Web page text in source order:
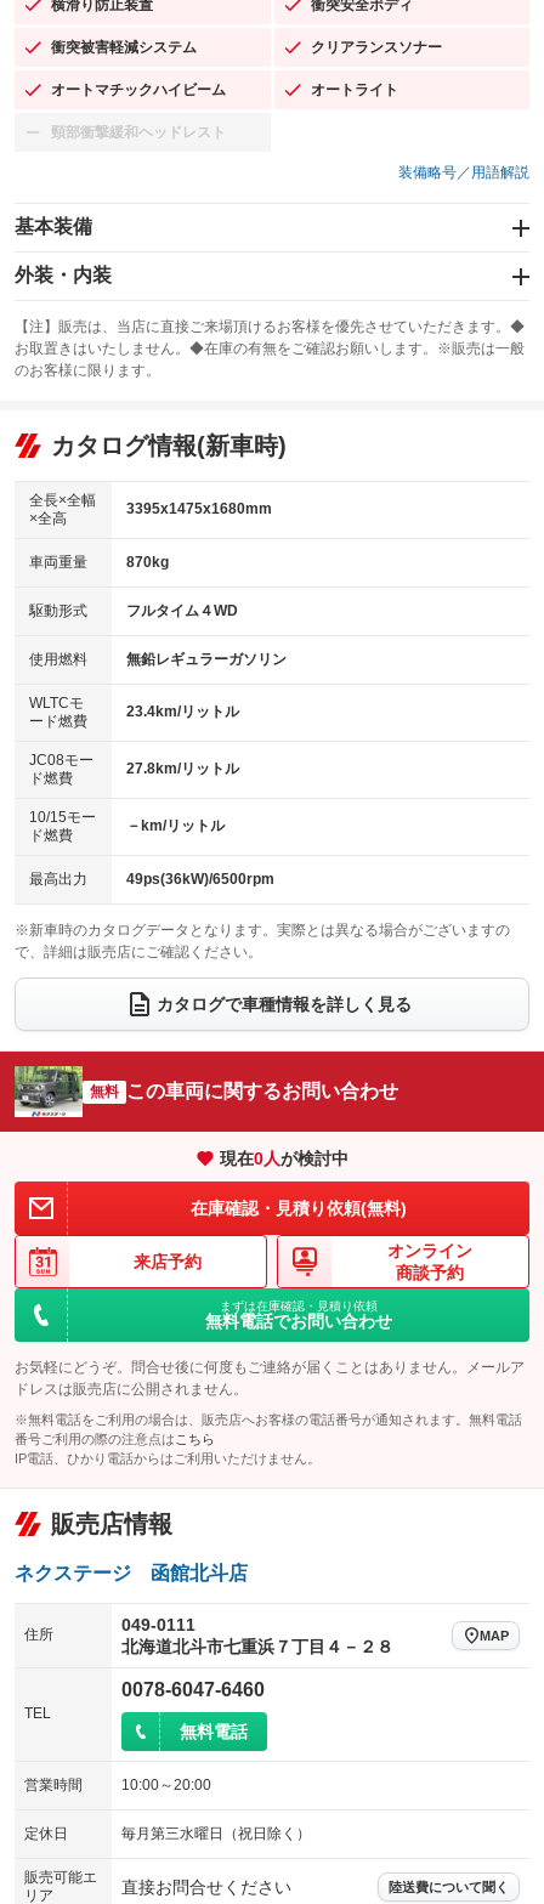
横滑り防止装置
：装備あり 衝突安全ボディ
：装備あり
衝突被害軽減システム
：装備あり クリアランスソナー
：装備あり
オートマチックハイビーム
：装備あり オートライト
：装備あり
頸部衝撃緩和ヘッドレスト
：装備なし
装備略号／用語解説
基本装備
エアバッグ：運転席/助手席/サイド
：装備あり
：装備なし
サンルーフ
：装備なし ABS
リフトアップ
：装備なし
：装備あり
パワーウィンドウ
アイドリングストップ
：装備あり
USB入力端子
：装備あり
100V電源
：装備なし
センターデフロック
：装備なし
電動格納ミラー
：装備あり
外装・内装
カーナビ：SDナビ
：装備あり
TV：フルセグ
：装備あり
ビジュアル：-／DVD再生
：装備あり
アルミホイール：15インチ
：装備あり
HID(キセノンライト)
バックカメラ
エアロ
：装備なし
ローダウン
：装備なし
ベンチシート
：装備なし
チップアップシート
：装備なし
電動格納サードシート
：装備なし シートヒーター
：装備あり
ウォークスルー
電動リアゲート フロントカメラ
：装備なし
シートエアコン
：装備なし 全周囲カメラ
：装備なし
サイドカメラ
：装備なし ルーフレール
：装備なし
エアサスペンション ヘッドライトウォッシャー
【注】販売は、当店に直接ご来場頂けるお客様を優先させていただきます。◆
お取置きはいたしません。◆在庫の有無をご確認お願いします。※販売は一般
のお客様に限ります。
カタログ情報(新車時)
全長×全幅
×全高
3395x1475x1680mm
車両重量 870kg
駆動形式 フルタイム４WD
使用燃料 無鉛レギュラーガソリン
WLTCモ
ード燃費
23.4km/リットル
JC08モー
ド燃費
27.8km/リットル
10/15モー
ド燃費
－km/リットル
最高出力 49ps(36kW)/6500rpm
※新車時のカタログデータとなります。実際とは異なる場合がございますの
で、詳細は販売店にご確認ください。
カタログで車種情報を詳しく見る
無料 この車両に関するお問い合わせ
現在0人が検討中
在庫確認・見積り依頼(無料)
来店予約
オンライン
商談予約
まずは在庫確認・見積り依頼
無料電話でお問い合わせ
お気軽にどうぞ。問合せ後に何度もご連絡が届くことはありません。メールア
ドレスは販売店に公開されません。
※無料電話をご利用の場合は、販売店へお客様の電話番号が通知されます。無料電話
番号ご利用の際の注意点は こちら
IP電話、ひかり電話からはご利用いただけません。
販売店情報
ネクステージ 函館北斗店
住所
049-0111
北海道北斗市七重浜７丁目４－２８
MAP
TEL
0078-6047-6460
無料電話
営業時間 10:00～20:00
定休日 毎月第三水曜日（祝日除く）
販売可能エ
リア
直接お問合せください 陸送費について聞く